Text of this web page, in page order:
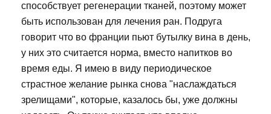
способствует регенерации тканей, поэтому может
быть использован для лечения ран. Подруга
говорит что во франции пьют бутылку вина в день,
у них это считается норма, вместо напитков во
время еды. Я имею в виду периодическое
страстное желание рынка снова "наслаждаться
зрелищами", которые, казалось бы, уже должны